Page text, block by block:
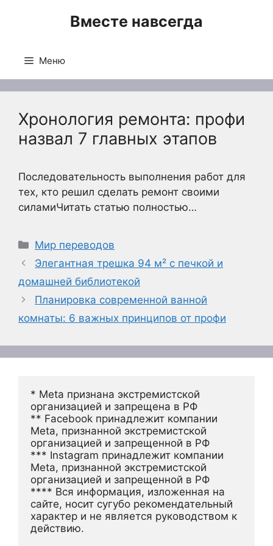
Вместе навсегда
Меню
Хронология ремонта: профи
назвал 7 главных этапов
Последовательность выполнения работ для
тех, кто решил сделать ремонт своими
силамиЧитать статью полностью…
Рубрики
Мир переводов
Элегантная трешка 94 м² с печкой и
домашней библиотекой
Планировка современной ванной
комнаты: 6 важных принципов от профи
* Meta признана экстремистской
организацией и запрещена в РФ
** Facebook принадлежит компании
Meta, признанной экстремистской
организацией и запрещенной в РФ
*** Instagram принадлежит компании
Meta, признанной экстремистской
организацией и запрещенной в РФ
**** Вся информация, изложенная на
сайте, носит сугубо рекомендательный
характер и не является руководством к
действию.